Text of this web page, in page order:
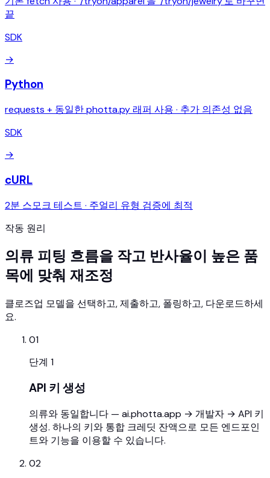
끝
SDK
→
Python
requests + 동일한 photta.py 래퍼 사용 · 추가 의존성 없음
SDK
→
cURL
2분 스모크 테스트 · 주얼리 유형 검증에 최적
작동 원리
의류 피팅 흐름을 작고 반사율이 높은 품
목에 맞춰 재조정
클로즈업 모델을 선택하고, 제출하고, 폴링하고, 다운로드하세
요.
01
단계 1
API 키 생성
의류와 동일합니다 — ai.photta.app → 개발자 → API 키
생성. 하나의 키와 통합 크레딧 잔액으로 모든 엔드포인
트와 기능을 이용할 수 있습니다.
02